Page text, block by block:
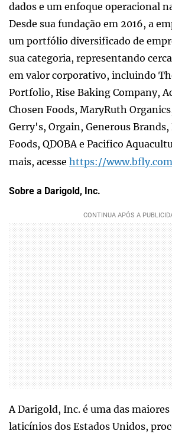
dados e um enfoque operacional
Desde sua fundação em 2016, a
um portfólio diversificado de
sua categoria, representando
em valor corporativo, incluindo
Portfolio, Rise Baking Company,
Chosen Foods, MaryRuth
Gerry's, Orgain, Generous
Foods, QDOBA e Pacifico
mais, acesse https://
Sobre a Darigold, Inc.
A Darigold, Inc. é uma das
laticínios dos Estados Unidos,